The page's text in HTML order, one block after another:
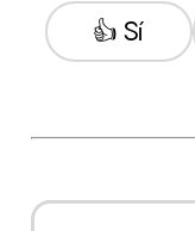
👍 Sí